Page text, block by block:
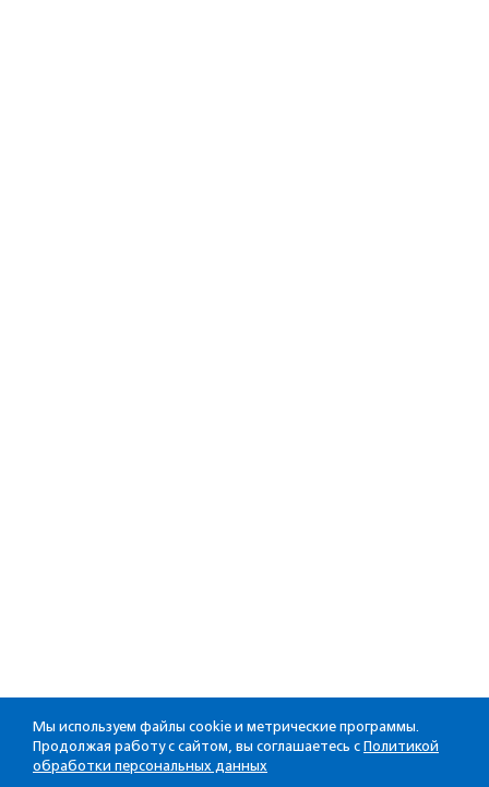
Мы используем файлы cookie и метрические программы.
Продолжая работу с сайтом, вы соглашаетесь с Политикой
обработки персональных данных